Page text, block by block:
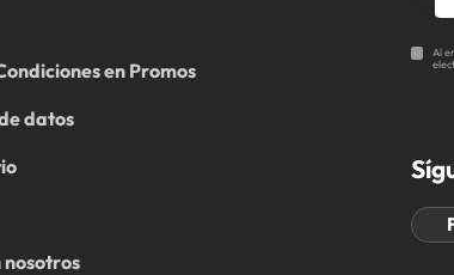
en Promos
datos
Al